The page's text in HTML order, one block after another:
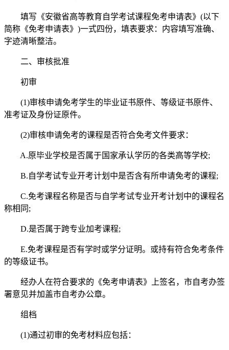
填写《安徽省高等教育自学考试课程免考申请表》(以下
简称《免考申请表》)一式四份，填表要求：内容填写准确、
字迹清晰整洁。
二、审核批准
初审
(1)审核申请免考学生的毕业证书原件、等级证书原件、
准考证及身份证原件。
(2)审核申请免考的课程是否符合免考文件要求：
A.原毕业学校是否属于国家承认学历的各类高等学校;
B.自学考试专业开考计划中是否含有所申请免考的课程;
C.免考课程名称是否与自学考试专业开考计划中的课程名
称相同;
D.是否属于跨专业加考课程;
E.免考课程是否有学时或学分证明。或持有符合免考条件
的等级证书。
经办人在符合要求的《免考申请表》上签名，市自考办签
署意见并加盖市自考办公章。
组档
(1)通过初审的免考材料应包括：